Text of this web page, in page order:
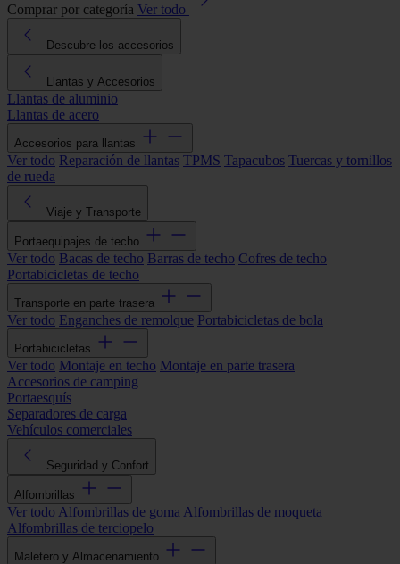
Comprar por categoría Ver todo
Descubre los accesorios
Llantas y Accesorios
Llantas de aluminio
Llantas de acero
Accesorios para llantas
Ver todo Reparación de llantas TPMS Tapacubos Tuercas y tornillos
de rueda
Viaje y Transporte
Portaequipajes de techo
Ver todo Bacas de techo Barras de techo Cofres de techo
Portabicicletas de techo
Transporte en parte trasera
Ver todo Enganches de remolque Portabicicletas de bola
Portabicicletas
Ver todo Montaje en techo Montaje en parte trasera
Accesorios de camping
Portaesquís
Separadores de carga
Vehículos comerciales
Seguridad y Confort
Alfombrillas
Ver todo Alfombrillas de goma Alfombrillas de moqueta
Alfombrillas de terciopelo
Maletero y Almacenamiento